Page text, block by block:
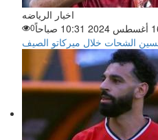
اخبار الرياضه
0
الشحات خلال ميركاتو الصيف